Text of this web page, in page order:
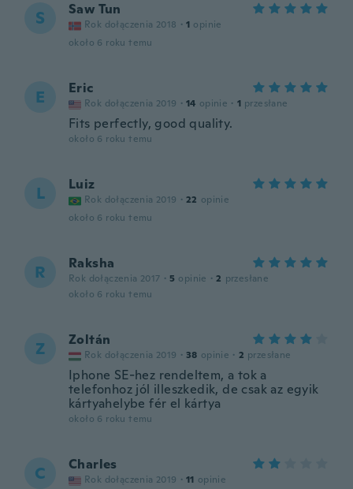
S Saw Tun
Rok dołączenia 2018 · 1 opinie
około 6 roku temu
E Eric
Rok dołączenia 2019 · 14 opinie · 1 przesłane
Fits perfectly, good quality.
około 6 roku temu
L Luiz
Rok dołączenia 2019 · 22 opinie
około 6 roku temu
R Raksha
Rok dołączenia 2017 · 5 opinie · 2 przesłane
około 6 roku temu
Z Zoltán
Rok dołączenia 2019 · 38 opinie · 2 przesłane
Iphone SE-hez rendeltem, a tok a
telefonhoz jól illeszkedik, de csak az egyik
kártyahelybe fér el kártya
około 6 roku temu
C Charles
Rok dołączenia 2019 · 11 opinie